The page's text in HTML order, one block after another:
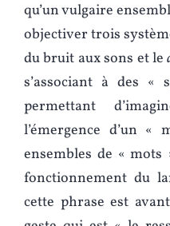
qu’un vulgaire
objectiver trois
du bruit aux sons et le
s’associant à des «
permettant
l’émergence d’un
ensembles de «
fonctionnement du
cette phrase est